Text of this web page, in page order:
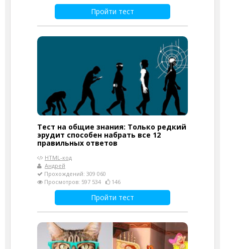
Пройти тест
Тест на общие знания: Только редкий
эрудит способен набрать все 12
правильных ответов
HTML-код
Андрей
Прохождений: 309 060
Просмотров: 597 534
146
Пройти тест